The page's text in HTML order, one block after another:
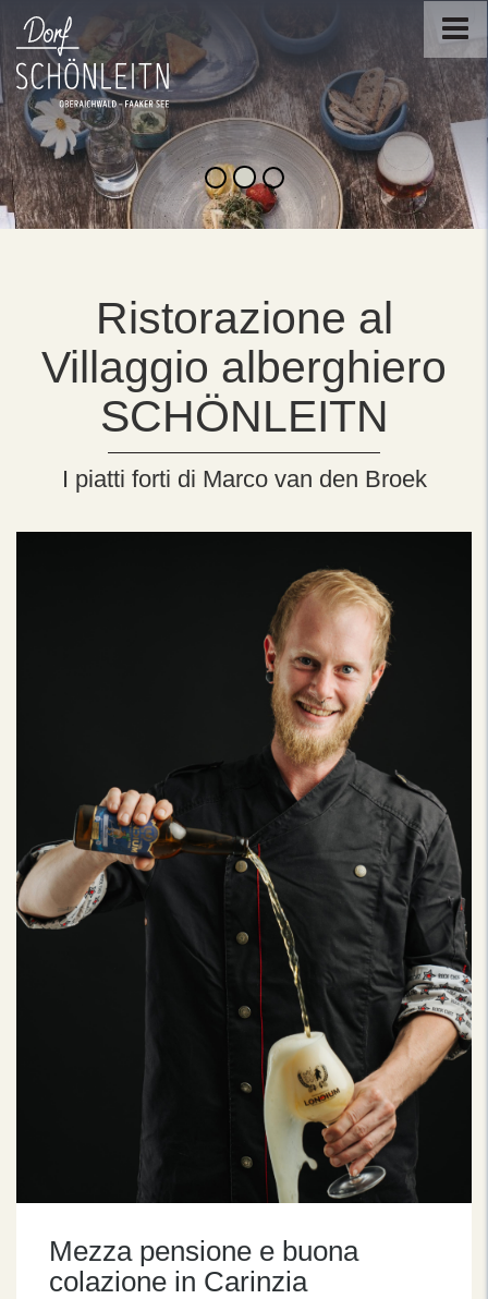
Ristorazione al
Villaggio alberghiero
SCHÖNLEITN
I piatti forti di Marco van den Broek
Mezza pensione e buona
colazione in Carinzia